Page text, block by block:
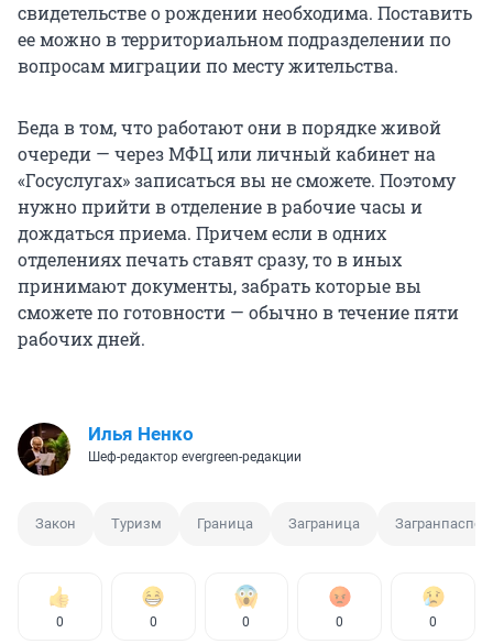
свидетельстве о рождении необходима. Поставить
ее можно в территориальном подразделении по
вопросам миграции по месту жительства.
Беда в том, что работают они в порядке живой
очереди — через МФЦ или личный кабинет на
«Госуслугах» записаться вы не сможете. Поэтому
нужно прийти в отделение в рабочие часы и
дождаться приема. Причем если в одних
отделениях печать ставят сразу, то в иных
принимают документы, забрать которые вы
сможете по готовности — обычно в течение пяти
рабочих дней.
Илья Ненко
Шеф-редактор evergreen-редакции
Закон Туризм Граница Заграница
0 0 0 0 0